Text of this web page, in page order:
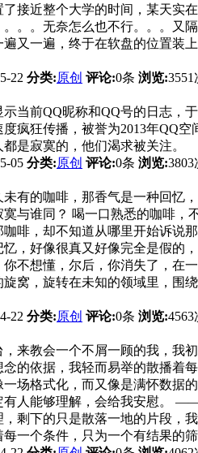
接近整个大学的时间，某天实
。。无奈怎么也不行。。。又
又一遍，终于在软盘的位置装
22 分类:原创 评论:0条 浏览:3551
当前QQ昵称和QQ号的日志，
度疯狂传播，被誉为2013年QQ
是寂寞的，他们渴求被关注。
05 分类:原创 评论:0条 浏览:3803
有的咖啡，那香气是一种回忆
与谁同？ 喝一口熟悉的咖啡
啡，却不知道从哪里开始诉说
，好像很真又好像完全是假的
不想懂，尔后，你消失了，在
窝，旋转在未知的领域里，围
22 分类:原创 评论:0条 浏览:4563
来教会一个不屑一顾的我，我
的依据，我轻而易举的散播着
一场格式化，而又像是满怀数
有人能够理解，会给我安慰。
剩下的只是散落一地的片段，
每一个条件，只为一个有结果